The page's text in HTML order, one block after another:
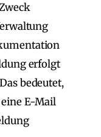
erfolgt
bedeutet,
E-Mail